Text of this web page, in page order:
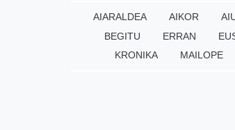
AIARALDEA AIKOR
BEGITU
ERRAN
KRONIKA
MAILOPE